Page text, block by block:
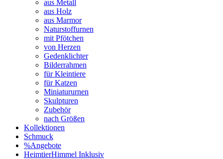
aus Metall
aus Holz
aus Marmor
Naturstoffurnen
mit Pfötchen
von Herzen
Gedenklichter
Bilderrahmen
für Kleintiere
für Katzen
Miniatururnen
Skulpturen
Zubehör
nach Größen
Kollektionen
Schmuck
%Angebote
HeimtierHimmel Inklusiv